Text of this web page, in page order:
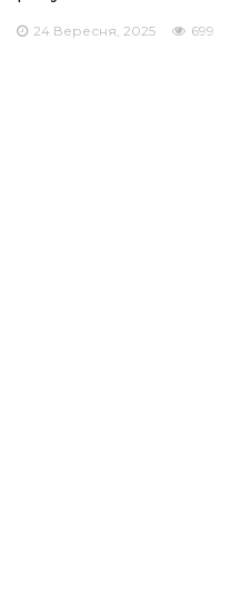
24 Вересня, 2025 699